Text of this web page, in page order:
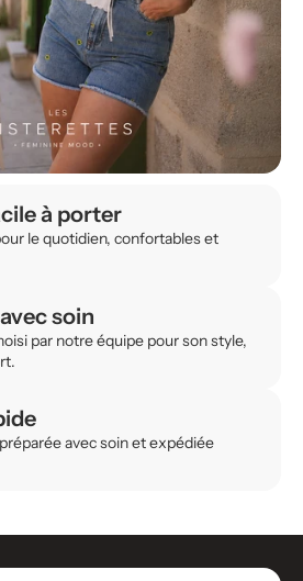
à porter
le quotidien, confortables et
soin
par notre équipe pour son style,
avec soin et expédiée